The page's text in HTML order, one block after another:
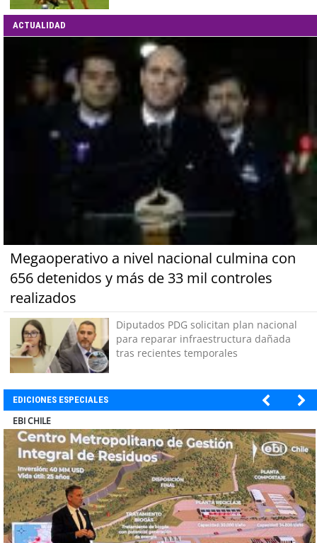
ACTUALIDAD
Megaoperativo a nivel nacional culmina con
656 detenidos y más de 33 mil controles
realizados
Diputados PDG solicitan plan nacional
para reparar infraestructura dañada
tras recientes temporales
EDICIONES ESPECIALES
SOPRAVAL